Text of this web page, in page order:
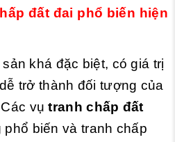
đất đai phổ biến hiện
khá đặc biệt, có giá trị
trở thành đối tượng của
Các vụtranh chấp đất
biến và tranh chấp